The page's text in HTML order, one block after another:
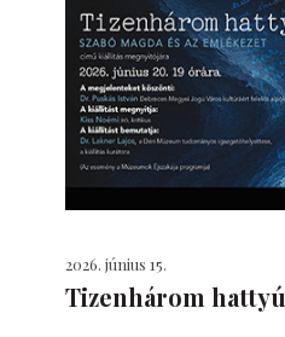
2026. június 15.
Tizenhárom hattyú